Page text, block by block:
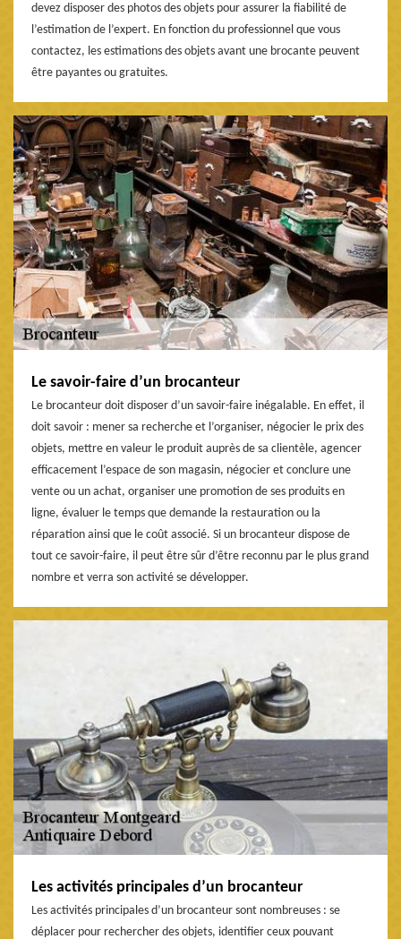
devez disposer des photos des objets pour assurer la fiabilité de
l’estimation de l’expert. En fonction du professionnel que vous
contactez, les estimations des objets avant une brocante peuvent
être payantes ou gratuites.
Le savoir-faire d’un brocanteur
Le brocanteur doit disposer d’un savoir-faire inégalable. En effet, il
doit savoir : mener sa recherche et l’organiser, négocier le prix des
objets, mettre en valeur le produit auprès de sa clientèle, agencer
efficacement l’espace de son magasin, négocier et conclure une
vente ou un achat, organiser une promotion de ses produits en
ligne, évaluer le temps que demande la restauration ou la
réparation ainsi que le coût associé. Si un brocanteur dispose de
tout ce savoir-faire, il peut être sûr d’être reconnu par le plus grand
nombre et verra son activité se développer.
Les activités principales d’un brocanteur
Les activités principales d’un brocanteur sont nombreuses : se
déplacer pour rechercher des objets, identifier ceux pouvant